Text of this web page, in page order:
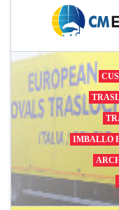
IMBALLO